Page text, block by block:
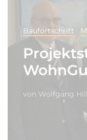
Baufortschritt
von Wolfgang